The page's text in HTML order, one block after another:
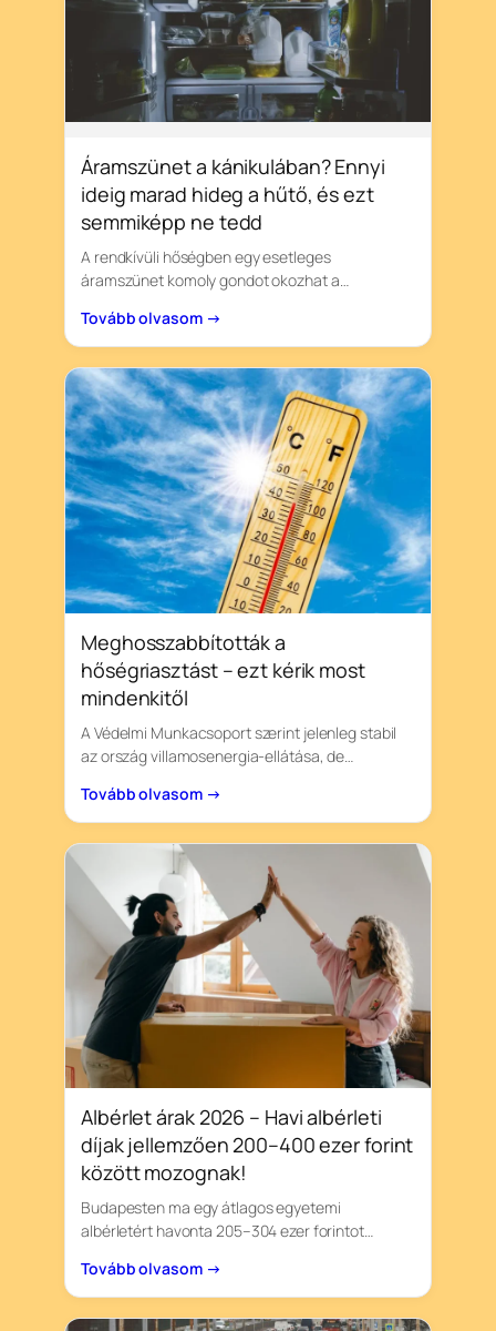
Áramszünet a kánikulában? Ennyi
ideig marad hideg a hűtő, és ezt
semmiképp ne tedd
A rendkívüli hőségben egy esetleges
áramszünet komoly gondot okozhat a…
Tovább olvasom →
Meghosszabbították a
hőségriasztást – ezt kérik most
mindenkitől
A Védelmi Munkacsoport szerint jelenleg stabil
az ország villamosenergia-ellátása, de…
Tovább olvasom →
Albérlet árak 2026 – Havi albérleti
díjak jellemzően 200–400 ezer forint
között mozognak!
Budapesten ma egy átlagos egyetemi
albérletért havonta 205–304 ezer forintot…
Tovább olvasom →